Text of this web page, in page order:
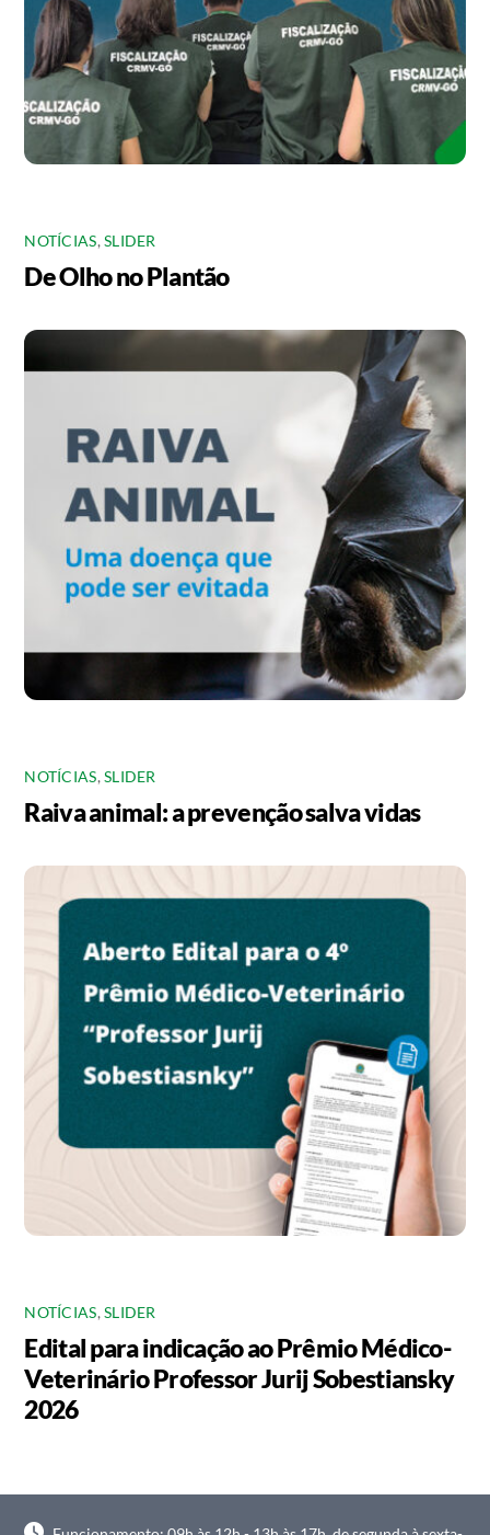
NOTÍCIAS,SLIDER
De Olho no Plantão
NOTÍCIAS,SLIDER
Raiva animal: a prevenção salva vidas
NOTÍCIAS,SLIDER
Edital para indicação ao Prêmio Médico-
Veterinário Professor Jurij Sobestiansky
2026